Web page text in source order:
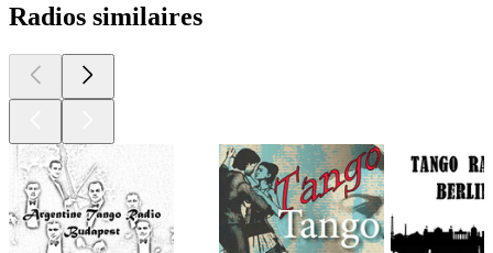
Radios similaires